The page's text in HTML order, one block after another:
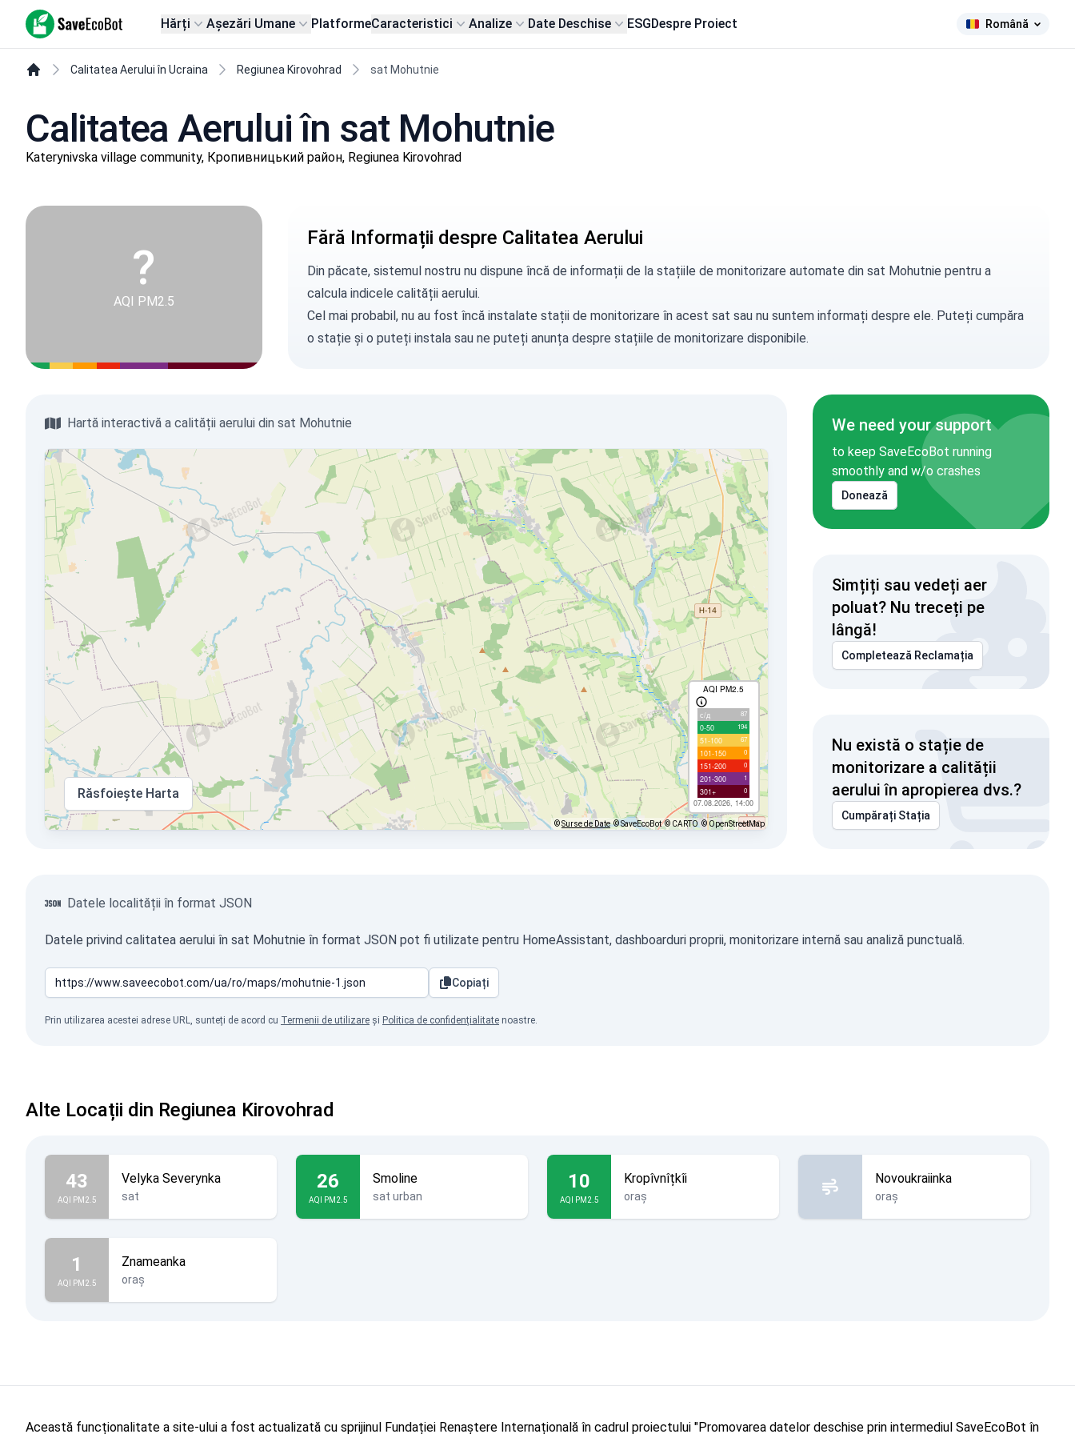
SaveEcoBot Hărți Așezări Umane PlatformeCaracteristici Analize Date Deschise ESGDespre Proiect Română
Calitatea Aerului în Ucraina Regiunea Kirovohrad sat Mohutnie
Calitatea Aerului în sat Mohutnie
Katerynivska village community, Кропивницький район, Regiunea Kirovohrad
?
AQI PM2.5
Fără Informații despre Calitatea Aerului
Din păcate, sistemul nostru nu dispune încă de informații de la stațiile de monitorizare automate din sat Mohutnie pentru a
calcula indicele calității aerului.
Cel mai probabil, nu au fost încă instalate stații de monitorizare în acest sat sau nu suntem informați despre ele. Puteți cumpăra
o stație și o puteți instala sau ne puteți anunțadespre stațiile de monitorizare disponibile.
Hartă interactivă a calității aerului din sat Mohutnie
AQI PM2.5
с/д 87
0-50 194
51-100 67
101-150 0
151-200 0
201-300 1
301+ 0
07.08.2026, 14:00
Răsfoiește Harta
©Surse de Date © SaveEcoBot © CARTO © OpenStreetMap
We need your support
to keep SaveEcoBot running
smoothly and w/o crashes
Donează
Simțiți sau vedeți aer
poluat? Nu treceți pe
lângă!
Completează Reclamația
Nu există o stație de
monitorizare a calității
aerului în apropierea dvs.?
Cumpărați Stația
Datele localității în format JSON
Datele privind calitatea aerului în sat Mohutnie în format JSON pot fi utilizate pentru HomeAssistant, dashboarduri proprii, monitorizare internă sau analiză punctuală.
Copiați
Prin utilizarea acestei adrese URL, sunteți de acord cu Termenii de utilizare și Politica de confidențialitate noastre.
Alte Locații din Regiunea Kirovohrad
43
AQI PM2.5
Velyka Severynka
sat
26
AQI PM2.5
Smoline
sat urban
10
AQI PM2.5
Kropîvnîțkîi
oraș
Novoukraiinka
oraș
1
AQI PM2.5
Znameanka
oraș
Această funcționalitate a site-ului a fost actualizată cu sprijinul Fundației Renaștere Internațională în cadrul proiectului "Promovarea datelor deschise prin intermediul SaveEcoBot în